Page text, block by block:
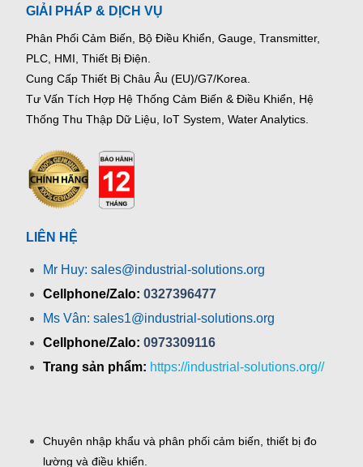
GIẢI PHÁP & DỊCH VỤ
Phân Phối Cảm Biến, Bộ Điều Khiển, Gauge, Transmitter,
PLC, HMI, Thiết Bị Điện.
Cung Cấp Thiết Bị Châu Âu (EU)/G7/Korea.
Tư Vấn Tích Hợp Hệ Thống Cảm Biến & Điều Khiển, Hệ
Thống Thu Thập Dữ Liệu, IoT System, Water Analytics.
LIÊN HỆ
Mr Huy: sales@industrial-solutions.org
Cellphone/Zalo: 0327396477
Ms Vân: sales1@industrial-solutions.org
Cellphone/Zalo: 0973309116
Trang sản phẩm: https://industrial-solutions.org//
Chuyên nhập khẩu và phân phối cảm biến, thiết bị đo
lường và điều khiển.